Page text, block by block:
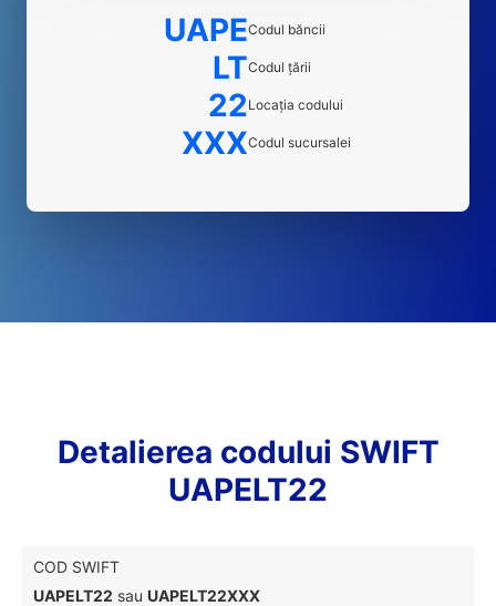
UAPECodul băncii
LTCodul țării
22Locația codului
XXXCodul sucursalei
Detalierea codului SWIFT
UAPELT22
COD SWIFT
UAPELT22 sau UAPELT22XXX